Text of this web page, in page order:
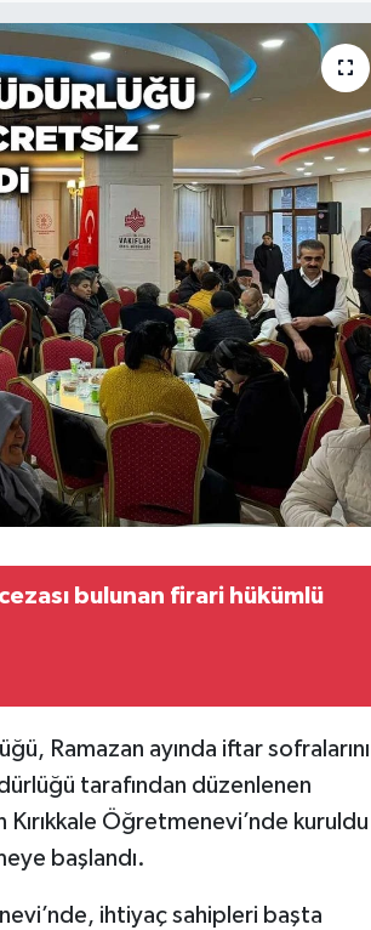
cezası bulunan firari hükümlü
Ramazan ayında iftar sofralarını
tarafından düzenlenen
Öğretmenevi’nde kuruldu
başlandı.
ihtiyaç sahipleri başta